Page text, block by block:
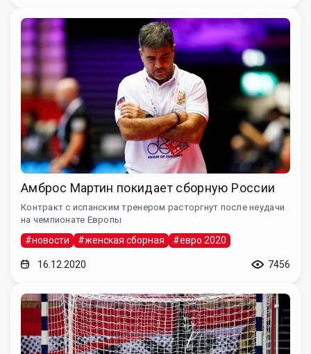
Амброс Мартин покидает сборную России
Контракт с испанским тренером расторгнут после неудачи
на чемпионате Европы
#новости #женская сборная #евро 2020
16.12.2020 7456